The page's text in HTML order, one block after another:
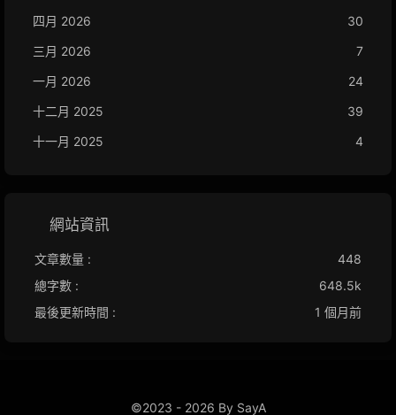
四月 2026
30
三月 2026
7
一月 2026
24
十二月 2025
39
十一月 2025
4
網站資訊
文章數量 :
448
總字數 :
648.5k
最後更新時間 :
1 個月前
©2023 - 2026 By SayA